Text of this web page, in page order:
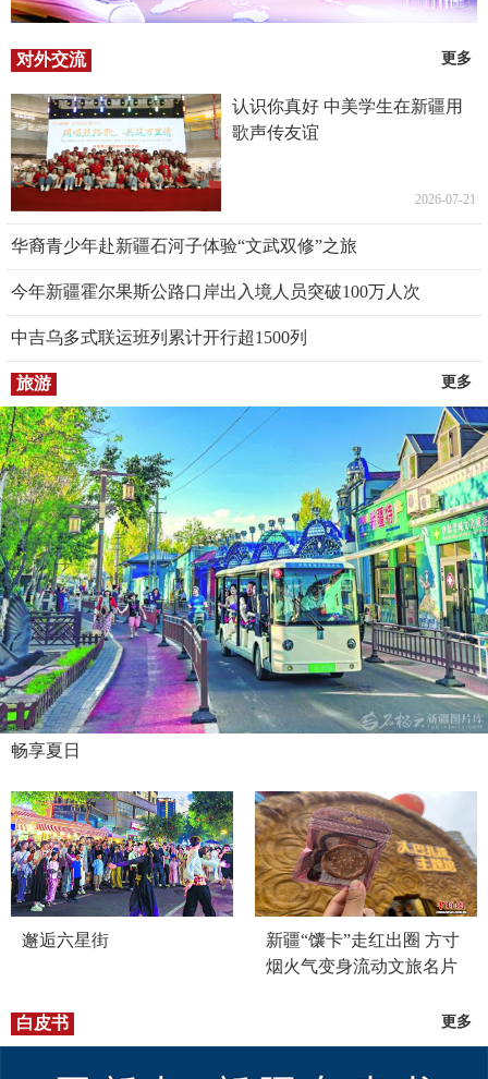
对外交流 更多
认识你真好 中美学生在新疆用
歌声传友谊
2026-07-21
华裔青少年赴新疆石河子体验“文武双修”之旅
今年新疆霍尔果斯公路口岸出入境人员突破100万人次
中吉乌多式联运班列累计开行超1500列
旅游 更多
畅享夏日
邂逅六星街
新疆“馕卡”走红出圈 方寸
烟火气变身流动文旅名片
白皮书 更多